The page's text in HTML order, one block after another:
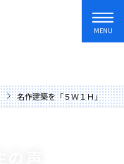
MENU
名作建築を「５Ｗ１Ｈ」の考